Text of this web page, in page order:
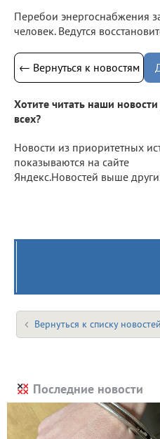
Перебои энергоснабжения
человек. Ведутся
← Вернуться к новостям
Хотите читать наши
всех?
Новости из приоритетных
показываются на сайте
Яндекс.Новостей выше
Вернуться к списку новостей
Последние новости